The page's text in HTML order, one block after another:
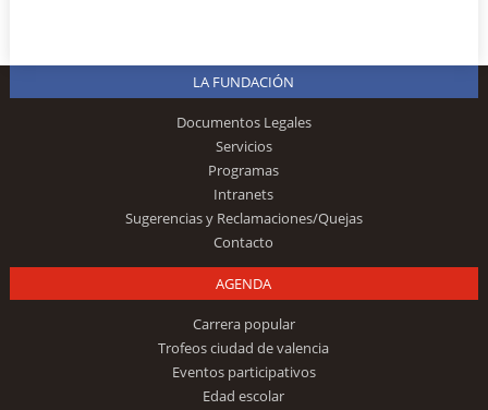
LA FUNDACIÓN
Documentos Legales
Servicios
Programas
Intranets
Sugerencias y Reclamaciones/Quejas
Contacto
AGENDA
Carrera popular
Trofeos ciudad de valencia
Eventos participativos
Edad escolar